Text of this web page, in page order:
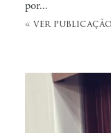
por...
« ver